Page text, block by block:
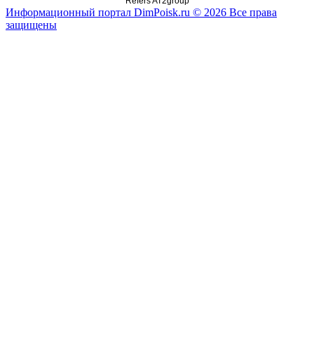
Информационный портал DimPoisk.ru © 2026 Все права
защищены